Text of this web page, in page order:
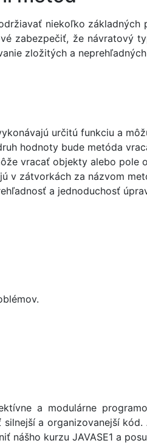
niekoľko
zabezpečiť, že návratový
zložitých a
určitú funkciu a
hodnoty bude metóda
vracať objekty alebo pole
v zátvorkách za názvom
a jednoduchosť
a modulárne
a organizovanejší
nášho kurzu JAVASE1 a